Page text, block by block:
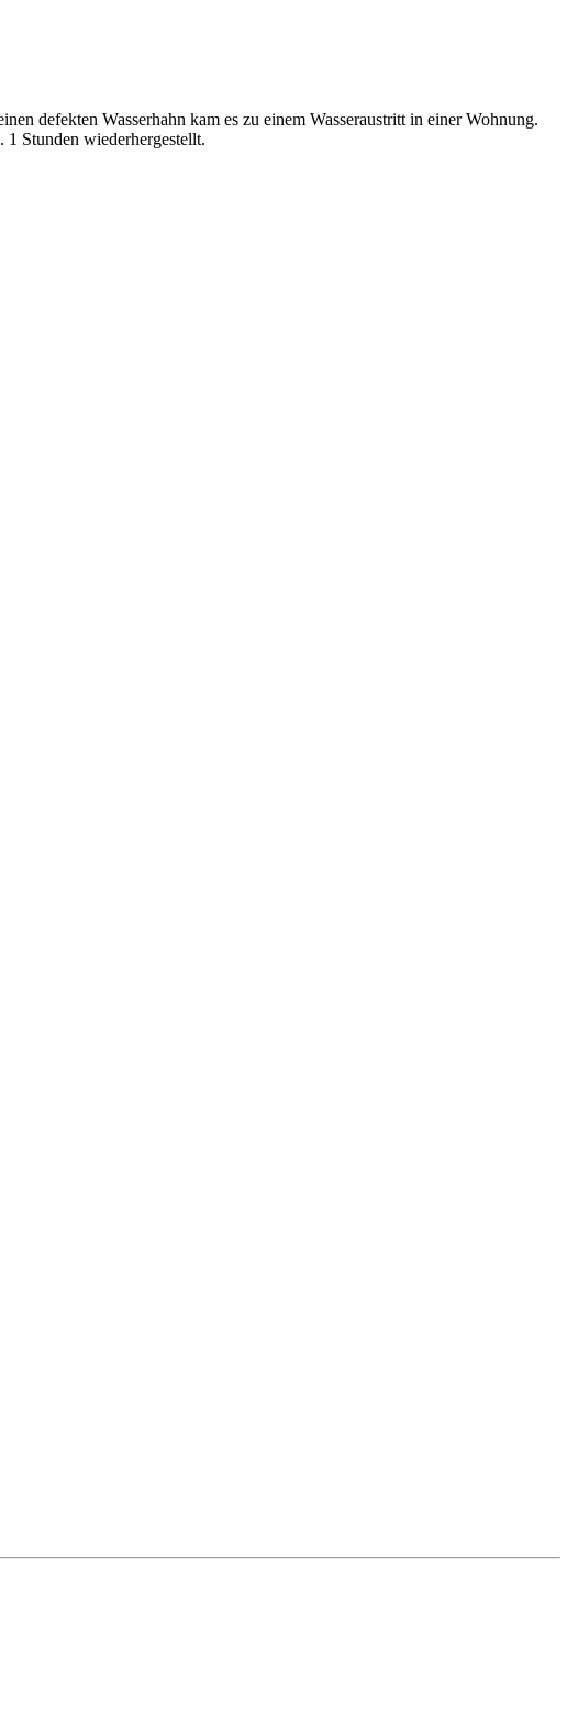
defekten Wasserhahn kam es zu einem Wasseraustritt in einer Wohnung.
1 Stunden wiederhergestellt.